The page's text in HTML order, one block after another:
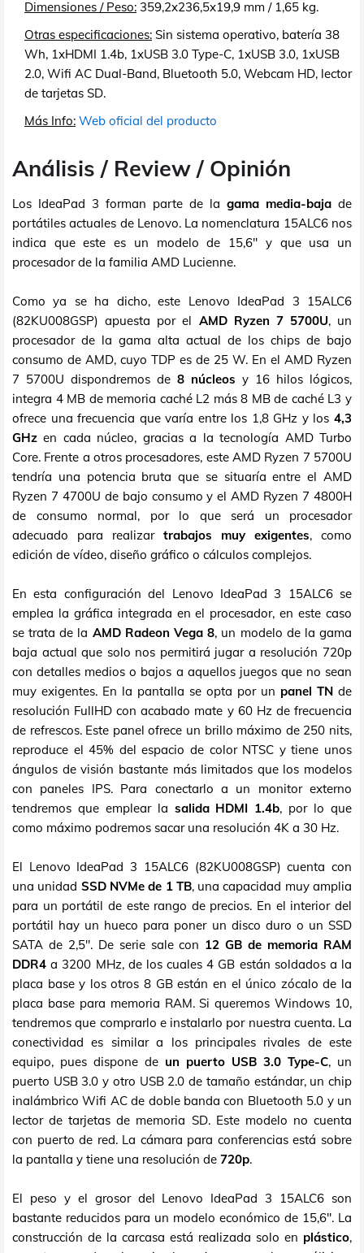
Dimensiones / Peso: 359,2x236,5x19,9 mm / 1,65 kg.
Otras especificaciones: Sin sistema operativo, batería 38
Wh, 1xHDMI 1.4b, 1xUSB 3.0 Type-C, 1xUSB 3.0, 1xUSB
2.0, Wifi AC Dual-Band, Bluetooth 5.0, Webcam HD, lector
de tarjetas SD.
Más Info: Web oficial del producto
Análisis / Review / Opinión
Los IdeaPad 3 forman parte de la gama media-baja de
portátiles actuales de Lenovo. La nomenclatura 15ALC6 nos
indica que este es un modelo de 15,6" y que usa un
procesador de la familia AMD Lucienne.
Como ya se ha dicho, este Lenovo IdeaPad 3 15ALC6
(82KU008GSP) apuesta por el AMD Ryzen 7 5700U, un
procesador de la gama alta actual de los chips de bajo
consumo de AMD, cuyo TDP es de 25 W. En el AMD Ryzen
7 5700U dispondremos de 8 núcleos y 16 hilos lógicos,
integra 4 MB de memoria caché L2 más 8 MB de caché L3 y
ofrece una frecuencia que varía entre los 1,8 GHz y los 4,3
GHz en cada núcleo, gracias a la tecnología AMD Turbo
Core. Frente a otros procesadores, este AMD Ryzen 7 5700U
tendría una potencia bruta que se situaría entre el AMD
Ryzen 7 4700U de bajo consumo y el AMD Ryzen 7 4800H
de consumo normal, por lo que será un procesador
adecuado para realizar trabajos muy exigentes, como
edición de vídeo, diseño gráfico o cálculos complejos.
En esta configuración del Lenovo IdeaPad 3 15ALC6 se
emplea la gráfica integrada en el procesador, en este caso
se trata de la AMD Radeon Vega 8, un modelo de la gama
baja actual que solo nos permitirá jugar a resolución 720p
con detalles medios o bajos a aquellos juegos que no sean
muy exigentes. En la pantalla se opta por un panel TN de
resolución FullHD con acabado mate y 60 Hz de frecuencia
de refrescos. Este panel ofrece un brillo máximo de 250 nits,
reproduce el 45% del espacio de color NTSC y tiene unos
ángulos de visión bastante más limitados que los modelos
con paneles IPS. Para conectarlo a un monitor externo
tendremos que emplear la salida HDMI 1.4b, por lo que
como máximo podremos sacar una resolución 4K a 30 Hz.
El Lenovo IdeaPad 3 15ALC6 (82KU008GSP) cuenta con
una unidad SSD NVMe de 1 TB, una capacidad muy amplia
para un portátil de este rango de precios. En el interior del
portátil hay un hueco para poner un disco duro o un SSD
SATA de 2,5". De serie sale con 12 GB de memoria RAM
DDR4 a 3200 MHz, de los cuales 4 GB están soldados a la
placa base y los otros 8 GB están en el único zócalo de la
placa base para memoria RAM. Si queremos Windows 10,
tendremos que comprarlo e instalarlo por nuestra cuenta. La
conectividad es similar a los principales rivales de este
equipo, pues dispone de un puerto USB 3.0 Type-C, un
puerto USB 3.0 y otro USB 2.0 de tamaño estándar, un chip
inalámbrico Wifi AC de doble banda con Bluetooth 5.0 y un
lector de tarjetas de memoria SD. Este modelo no cuenta
con puerto de red. La cámara para conferencias está sobre
la pantalla y tiene una resolución de 720p.
El peso y el grosor del Lenovo IdeaPad 3 15ALC6 son
bastante reducidos para un modelo económico de 15,6". La
construcción de la carcasa está realizada solo en plástico,